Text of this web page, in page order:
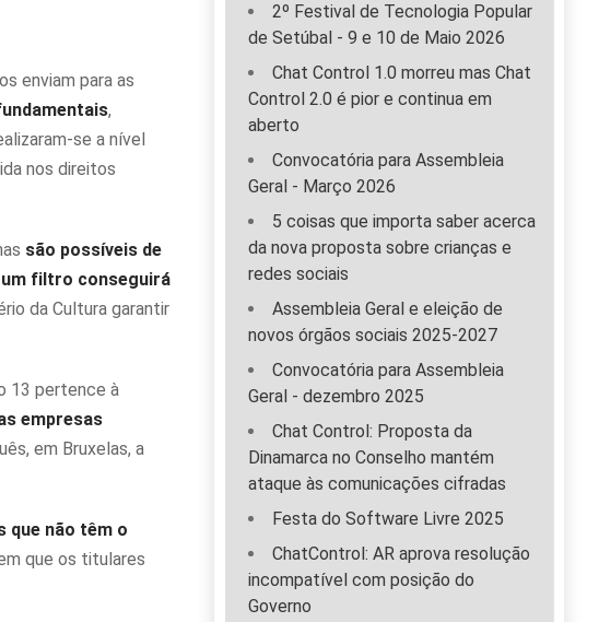
enviam para as
,
se a nível
nos direitos
são possíveis de
um filtro conseguirá
da Cultura garantir
13 pertence à
empresas
em Bruxelas, a
que não têm o
que os titulares
2º Festival de Tecnologia Popular
de Setúbal - 9 e 10 de Maio 2026
Chat Control 1.0 morreu mas Chat
Control 2.0 é pior e continua em
aberto
Convocatória para Assembleia
Geral - Março 2026
5 coisas que importa saber acerca
da nova proposta sobre crianças e
redes sociais
Assembleia Geral e eleição de
novos órgãos sociais 2025-2027
Convocatória para Assembleia
Geral - dezembro 2025
Chat Control: Proposta da
Dinamarca no Conselho mantém
ataque às comunicações cifradas
Festa do Software Livre 2025
ChatControl: AR aprova resolução
incompatível com posição do
Governo